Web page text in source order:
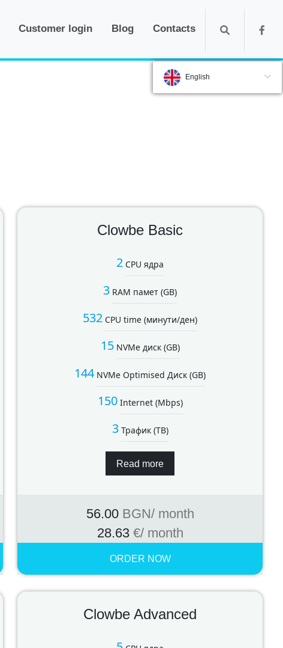
Customer login Blog Contacts
English
Clowbe Basic
2 CPU ядра
3 RAM памет (GB)
532 CPU time (минути/ден)
15 NVMe диск (GB)
144 NVMe Optimised Диск (GB)
150 Internet (Mbps)
3 Трафик (TB)
Read more
56.00BGN/ month
28.63€/ month
ORDER NOW
Clowbe Advanced